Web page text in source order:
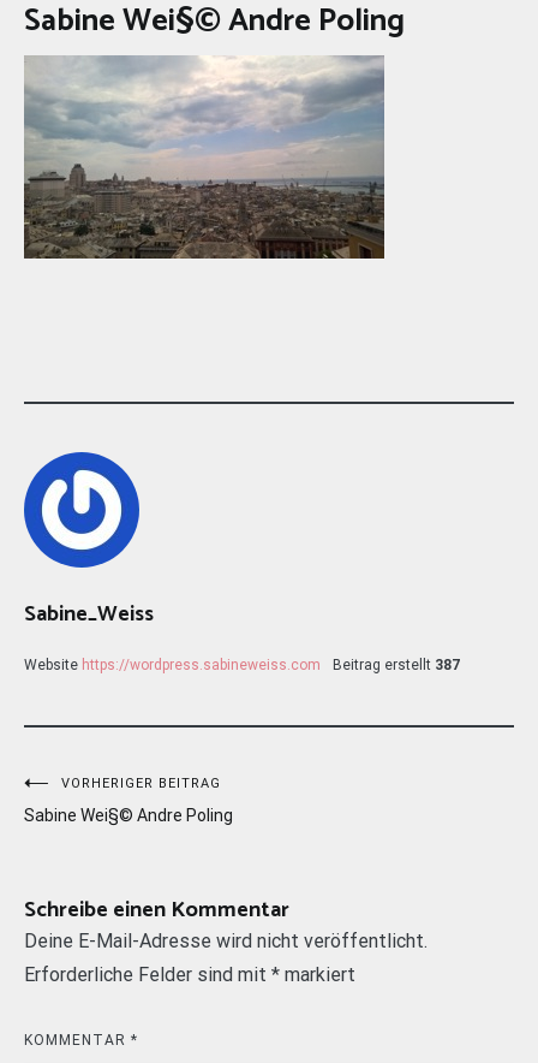
Sabine Wei§© Andre Poling
Sabine_Weiss
Website https://wordpress.sabineweiss.com Beitrag erstellt 387
Beitragsnavigation
VORHERIGER BEITRAG
Sabine Wei§© Andre Poling
Schreibe einen Kommentar
Deine E-Mail-Adresse wird nicht veröffentlicht.
Erforderliche Felder sind mit * markiert
KOMMENTAR *